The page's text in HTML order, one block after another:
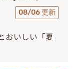
08/06 更新
おいしい「夏